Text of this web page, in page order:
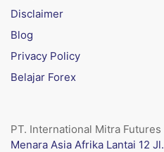
Disclaimer
Blog
Privacy Policy
Belajar Forex
PT. International Mitra Futures
Menara Asia Afrika Lantai 12